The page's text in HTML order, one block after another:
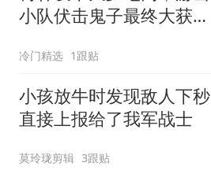
小队伏击鬼子最终大获全
冷门精选 1跟贴
小孩放牛时发现敌人下秒
直接上报给了我军战士
莫玲珑剪辑 3跟贴